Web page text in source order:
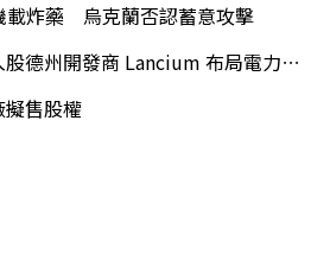
載炸藥 烏克蘭否認蓄意攻擊
德州開發商 Lancium 布局電力基建
擬售股權